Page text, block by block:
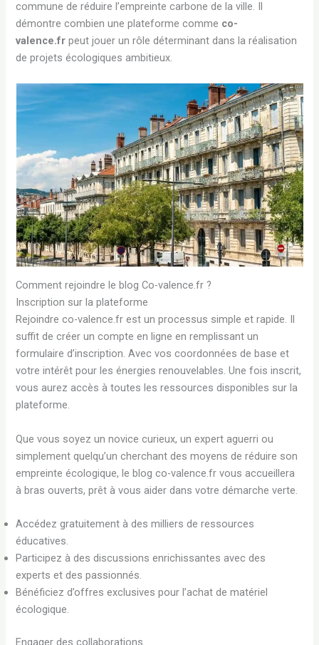
commune de réduire l’empreinte carbone de la ville. Il
démontre combien une plateforme comme co-
valence.fr peut jouer un rôle déterminant dans la réalisation
de projets écologiques ambitieux.
Comment rejoindre le blog Co-valence.fr ?
Inscription sur la plateforme
Rejoindre co-valence.fr est un processus simple et rapide. Il
suffit de créer un compte en ligne en remplissant un
formulaire d’inscription. Avec vos coordonnées de base et
votre intérêt pour les énergies renouvelables. Une fois inscrit,
vous aurez accès à toutes les ressources disponibles sur la
plateforme.
Que vous soyez un novice curieux, un expert aguerri ou
simplement quelqu’un cherchant des moyens de réduire son
empreinte écologique, le blog co-valence.fr vous accueillera
à bras ouverts, prêt à vous aider dans votre démarche verte.
Accédez gratuitement à des milliers de ressources
éducatives.
Participez à des discussions enrichissantes avec des
experts et des passionnés.
Bénéficiez d’offres exclusives pour l’achat de matériel
écologique.
Engager des collaborations